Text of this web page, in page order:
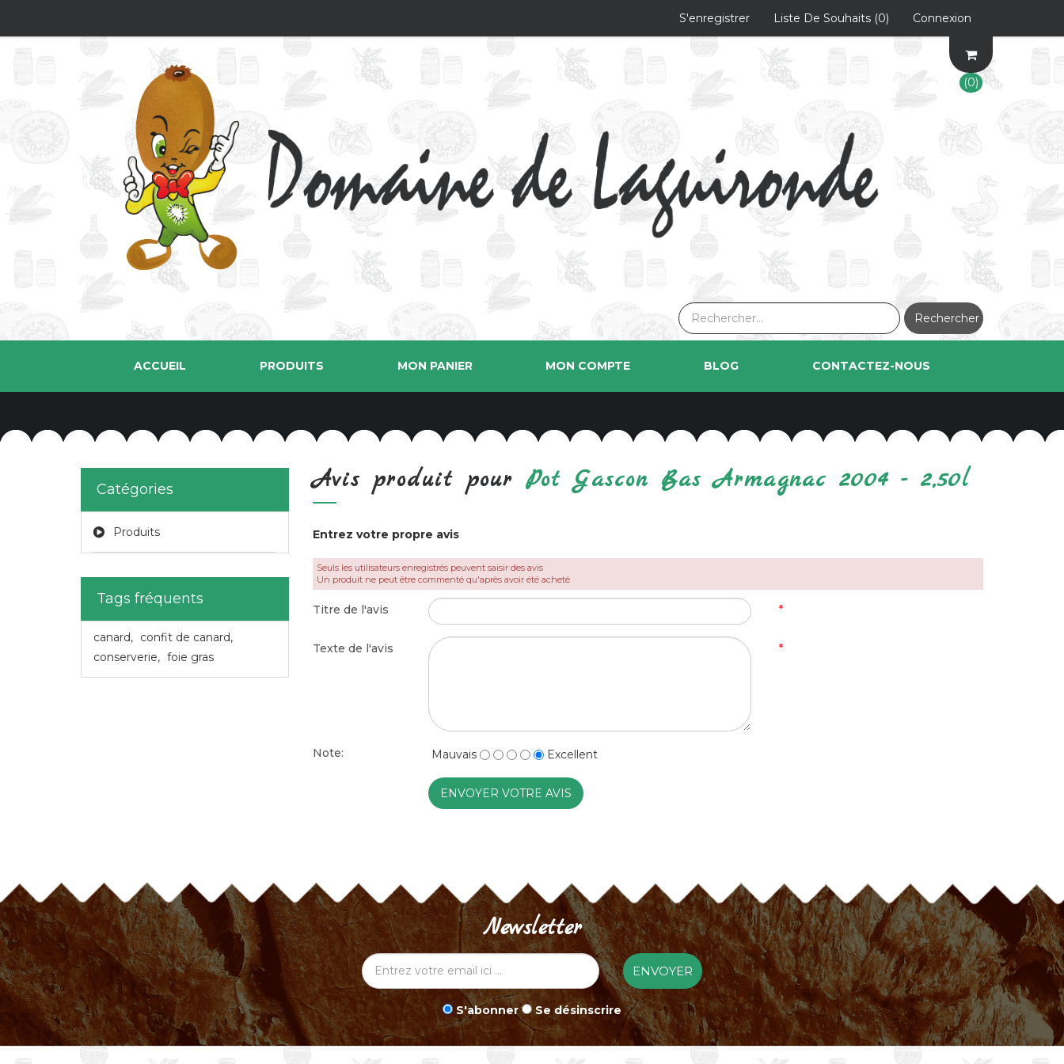
S'enregistrer Liste De Souhaits (0) Connexion
(0)
Rechercher
ACCUEIL PRODUITS MON PANIER MON COMPTE BLOG CONTACTEZ-NOUS
Catégories
Produits
Tags fréquents
canard, confit de canard,
conserverie, foie gras
Avis produit pour Pot Gascon Bas Armagnac 2004 - 2,50l
Entrez votre propre avis
Seuls les utilisateurs enregistrés peuvent saisir des avis
Un produit ne peut être commenté qu'après avoir été acheté
Titre de l'avis *
Texte de l'avis *
Note: Mauvais Excellent
ENVOYER VOTRE AVIS
Newsletter
ENVOYER
S'abonner Se désinscrire